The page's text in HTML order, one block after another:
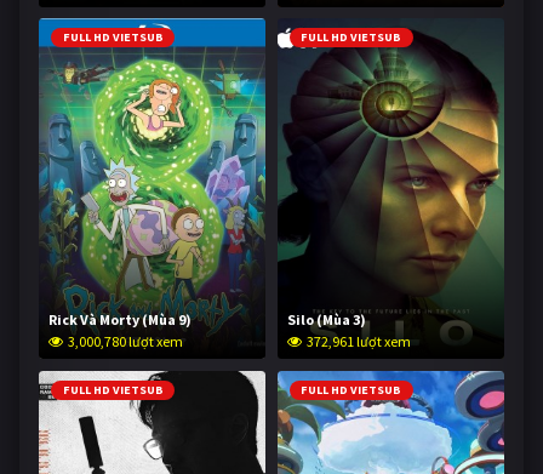
FULL HD VIETSUB
Rick Và Morty (Mùa 9)
3,000,780 lượt xem
FULL HD VIETSUB
Silo (Mùa 3)
372,961 lượt xem
FULL HD VIETSUB FULL HD VIETSUB